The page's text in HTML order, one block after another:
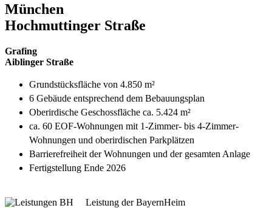
München
Hochmuttinger Straße
Grafing
Aiblinger Straße
Grundstücksfläche von 4.850 m²
6 Gebäude entsprechend dem Bebauungsplan
Oberirdische Geschossfläche ca. 5.424 m²
ca. 60 EOF-Wohnungen mit 1-Zimmer- bis 4-Zimmer-
Wohnungen und oberirdischen Parkplätzen
Barrierefreiheit der Wohnungen und der gesamten Anlage
Fertigstellung Ende 2026
Leistung der BayernHeim